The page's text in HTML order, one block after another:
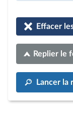
Effacer
Replier le
Lancer la